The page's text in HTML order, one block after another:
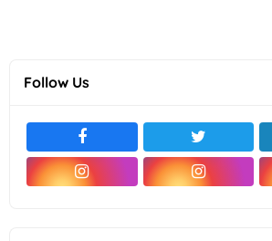
Follow Us